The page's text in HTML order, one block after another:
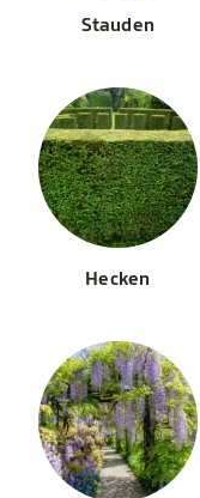
Stauden
Hecken